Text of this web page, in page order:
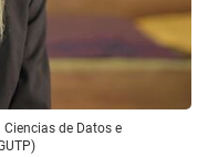
de Datos e